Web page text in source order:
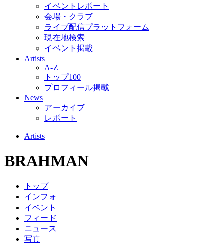
イベントレポート
会場・クラブ
ライブ配信プラットフォーム
現在地検索
イベント掲載
Artists
A-Z
トップ100
プロフィール掲載
News
アーカイブ
レポート
Artists
BRAHMAN
トップ
インフォ
イベント
フィード
ニュース
写真